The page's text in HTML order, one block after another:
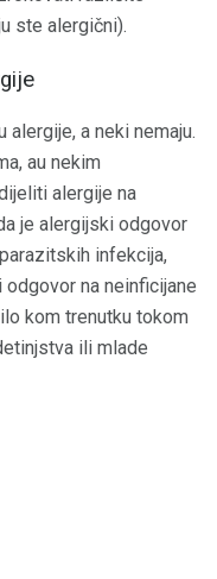
ste alergični).
alergije, a neki nemaju.
au nekim
alergije na
je alergijski odgovor
infekcija,
na neinficijane
kom trenutku tokom
ili mlade